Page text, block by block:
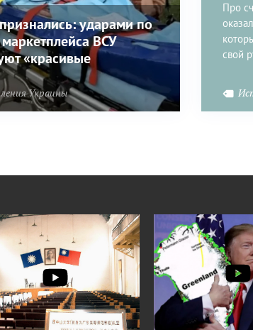
ударами по
ВСУ
«красивые
Украины
Про
свой